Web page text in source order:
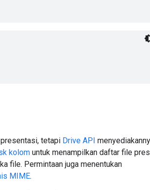
tetapi Drive API
kolom untuk menampilkan daftar file
file. Permintaan juga menentukan
MIME.